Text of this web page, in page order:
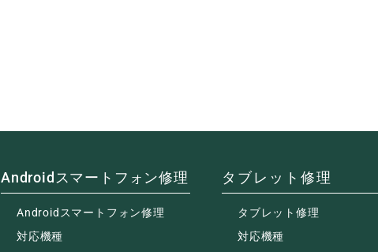
Androidスマートフォン修理
Androidスマートフォン修理
対応機種
タブレット修理
タブレット修理
対応機種